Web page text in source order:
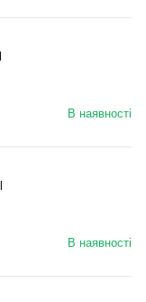
В наявності
В наявності